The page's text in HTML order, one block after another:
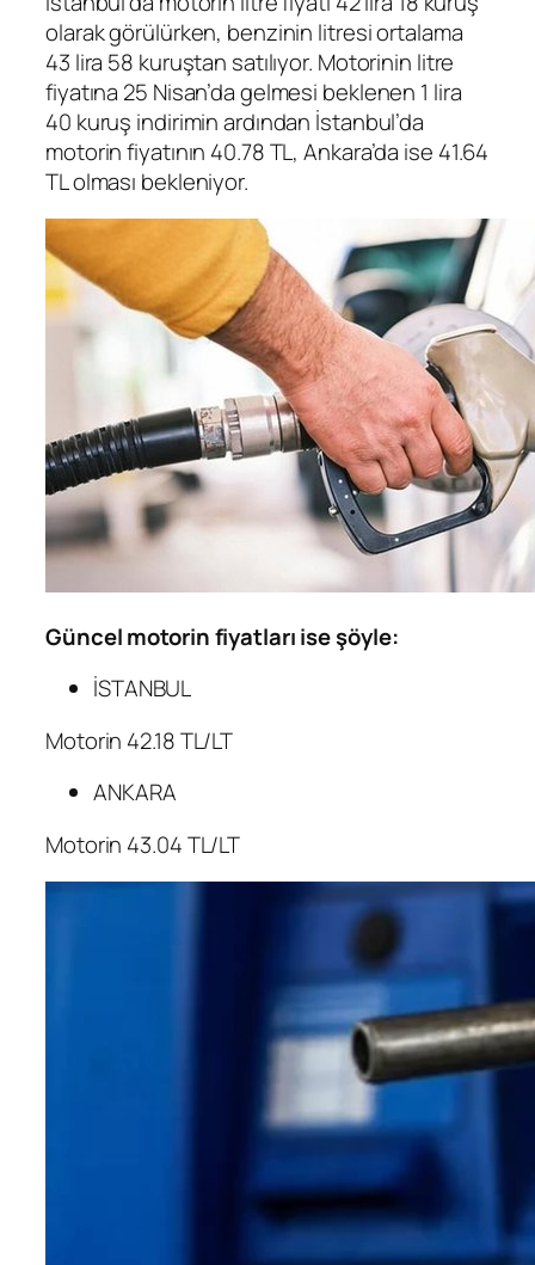
olarak görülürken, benzinin litresi ortalama
43 lira 58 kuruştan satılıyor. Motorinin litre
fiyatına 25 Nisan’da gelmesi beklenen 1 lira
40 kuruş indirimin ardından İstanbul’da
motorin fiyatının 40.78 TL, Ankara’da ise 41.64
TL olması bekleniyor.
Güncel motorin fiyatları ise şöyle:
İSTANBUL
Motorin 42.18 TL/LT
ANKARA
Motorin 43.04 TL/LT